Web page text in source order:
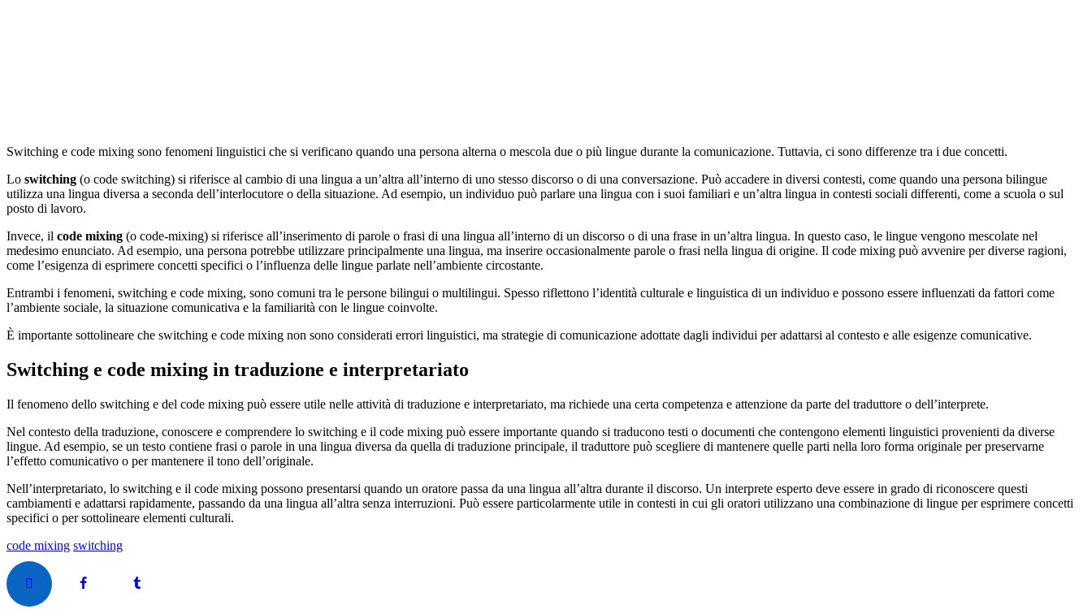
Switching e code mixing sono fenomeni linguistici che si verificano quando una persona alterna o mescola due o più lingue durante la comunicazione. Tuttavia, ci sono differenze tra i due concetti.
Lo switching (o code switching) si riferisce al cambio di una lingua a un’altra all’interno di uno stesso discorso o di una conversazione. Può accadere in diversi contesti, come quando una persona bilingue
utilizza una lingua diversa a seconda dell’interlocutore o della situazione. Ad esempio, un individuo può parlare una lingua con i suoi familiari e un’altra lingua in contesti sociali differenti, come a scuola o sul
posto di lavoro.
Invece, il code mixing (o code-mixing) si riferisce all’inserimento di parole o frasi di una lingua all’interno di un discorso o di una frase in un’altra lingua. In questo caso, le lingue vengono mescolate nel
medesimo enunciato. Ad esempio, una persona potrebbe utilizzare principalmente una lingua, ma inserire occasionalmente parole o frasi nella lingua di origine. Il code mixing può avvenire per diverse ragioni,
come l’esigenza di esprimere concetti specifici o l’influenza delle lingue parlate nell’ambiente circostante.
Entrambi i fenomeni, switching e code mixing, sono comuni tra le persone bilingui o multilingui. Spesso riflettono l’identità culturale e linguistica di un individuo e possono essere influenzati da fattori come
l’ambiente sociale, la situazione comunicativa e la familiarità con le lingue coinvolte.
È importante sottolineare che switching e code mixing non sono considerati errori linguistici, ma strategie di comunicazione adottate dagli individui per adattarsi al contesto e alle esigenze comunicative.
Switching e code mixing in traduzione e interpretariato
Il fenomeno dello switching e del code mixing può essere utile nelle attività di traduzione e interpretariato, ma richiede una certa competenza e attenzione da parte del traduttore o dell’interprete.
Nel contesto della traduzione, conoscere e comprendere lo switching e il code mixing può essere importante quando si traducono testi o documenti che contengono elementi linguistici provenienti da diverse
lingue. Ad esempio, se un testo contiene frasi o parole in una lingua diversa da quella di traduzione principale, il traduttore può scegliere di mantenere quelle parti nella loro forma originale per preservarne
l’effetto comunicativo o per mantenere il tono dell’originale.
Nell’interpretariato, lo switching e il code mixing possono presentarsi quando un oratore passa da una lingua all’altra durante il discorso. Un interprete esperto deve essere in grado di riconoscere questi
cambiamenti e adattarsi rapidamente, passando da una lingua all’altra senza interruzioni. Può essere particolarmente utile in contesti in cui gli oratori utilizzano una combinazione di lingue per esprimere concetti
specifici o per sottolineare elementi culturali.
code mixing switching